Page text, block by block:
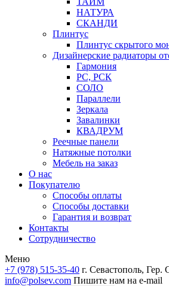
НАТУРА
СКАНДИ
Плинтус
Плинтус скрытого
Дизайнерские радиаторы
Гармония
РС, РСК
СОЛО
Параллели
Зеркала
Завалинки
КВАДРУМ
Реечные панели
Натяжные потолки
Мебель на заказ
О нас
Покупателю
Способы оплаты
Способы доставки
Гарантия и возврат
Контакты
Сотрудничество
Меню
+7 (978) 515-35-40 г. Севастополь, Гер.
info@polsev.com Пишите нам на e-mail